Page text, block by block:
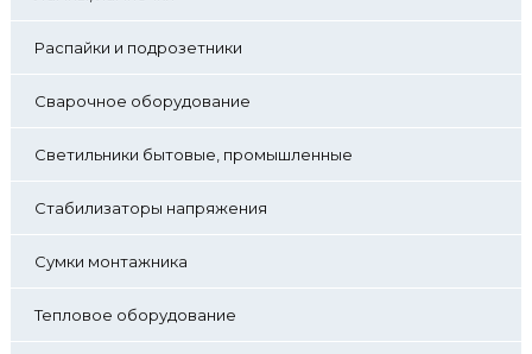
Распайки и подрозетники
Сварочное оборудование
Светильники бытовые, промышленные
Стабилизаторы напряжения
Сумки монтажника
Тепловое оборудование